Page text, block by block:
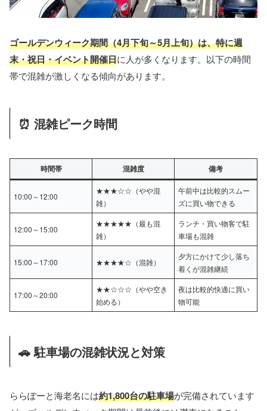
ゴールデンウィーク期間（4月下旬～5月上旬）は、特に週
末・祝日・イベント開催日に人が多くなります。以下の時間
帯で混雑が激しくなる傾向があります。
⏰ 混雑ピーク時間
時間帯 混雑度 備考
10:00～12:00
★★★☆☆（やや混
雑）
午前中は比較的スムー
ズに買い物できる
12:00～15:00
★★★★★（最も混
雑）
ランチ・買い物客で駐
車場も混雑
15:00～17:00 ★★★★☆（混雑）
夕方にかけて少し落ち
着くが混雑継続
17:00～20:00
★★☆☆☆（やや空き
始める）
夜は比較的快適に買い
物可能
🚗 駐車場の混雑状況と対策
ららぽーと海老名には約1,800台の駐車場が完備されています